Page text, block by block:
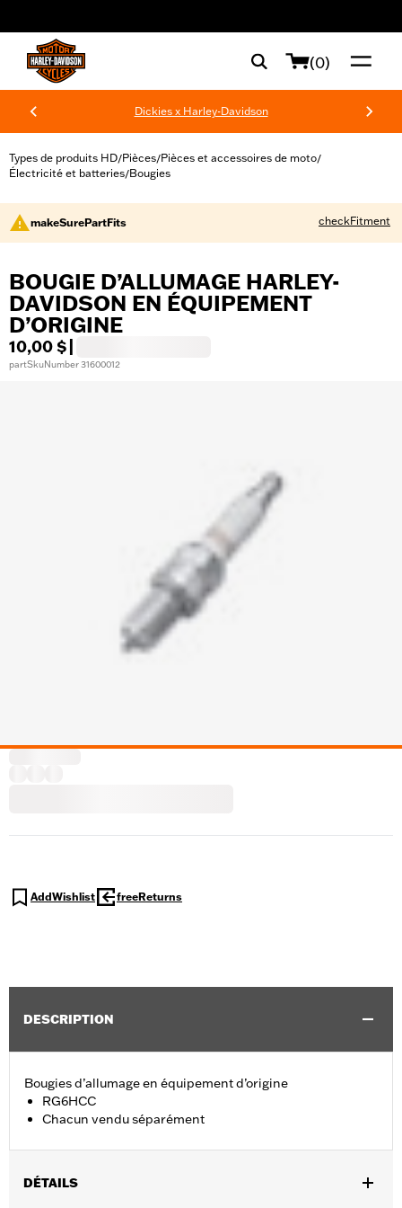
(0)
Dickies x Harley-Davidson
Types de produits HD/Pièces/Pièces et accessoires de moto/
Électricité et batteries/Bougies
makeSurePartFits checkFitment
BOUGIE D’ALLUMAGE HARLEY-
DAVIDSON EN ÉQUIPEMENT
D’ORIGINE
10,00 $
partSkuNumber 31600012
AddWishlist freeReturns
DESCRIPTION
Bougies d’allumage en équipement d’origine
RG6HCC
Chacun vendu séparément
DÉTAILS